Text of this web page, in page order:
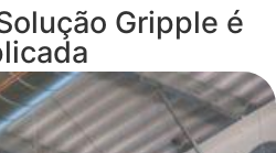
Gripple é